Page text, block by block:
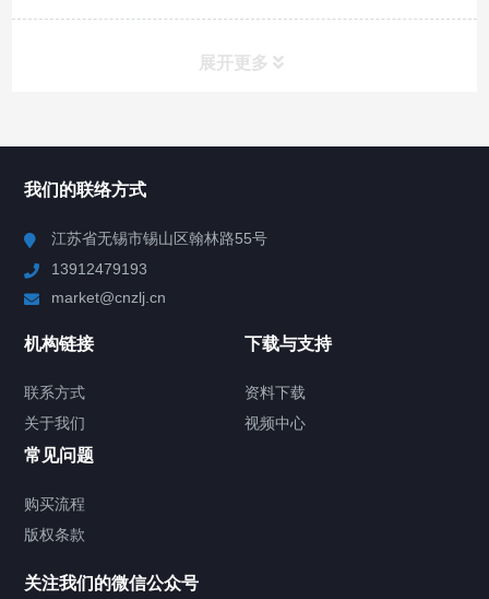
展开更多
Chiller高精度制冷循环器
TCU温度控制单元
Chiller气体控温系统
我们的联络方式
江苏省无锡市锡山区翰林路55号
13912479193
market@cnzlj.cn
机构链接
联系方式
关于我们
下载与支持
资料下载
视频中心
常见问题
购买流程
版权条款
关注我们的微信公众号